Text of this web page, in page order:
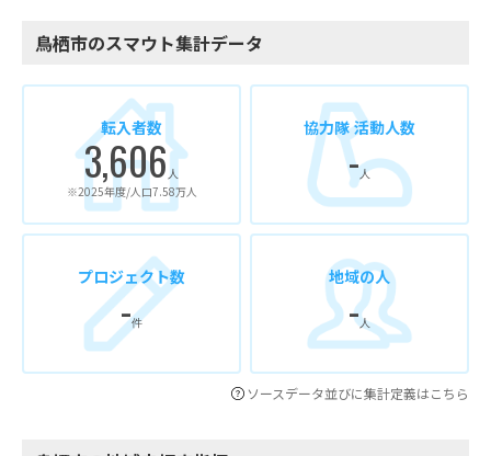
鳥栖市のスマウト集計データ
転入者数
3,606人
※2025年度/人口7.58万人
協力隊 活動人数
-人
プロジェクト数
-件
地域の人
-人
ソースデータ並びに集計定義はこちら